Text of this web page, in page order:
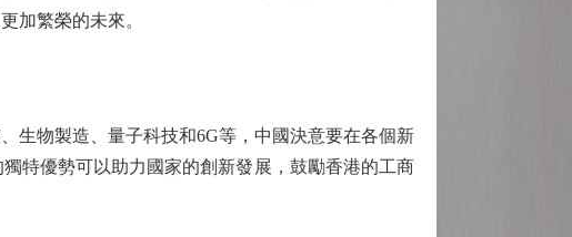
加繁榮的未來。
物製造、量子科技和6G等，中國決意要在各個新
特優勢可以助力國家的創新發展，鼓勵香港的工商